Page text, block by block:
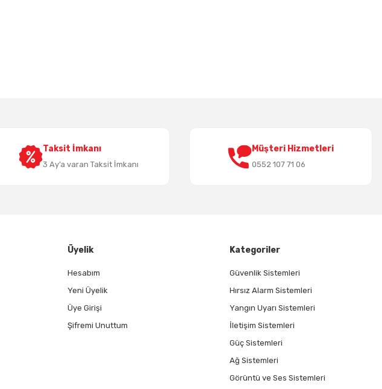
Taksit İmkanı
3 Ay’a varan Taksit İmkanı
Müşteri Hizmetleri
0552 107 71 06
Üyelik
Hesabım
Yeni Üyelik
Üye Girişi
Şifremi Unuttum
Kategoriler
Güvenlik Sistemleri
Hırsız Alarm Sistemleri
Yangın Uyarı Sistemleri
İletişim Sistemleri
Güç Sistemleri
Ağ Sistemleri
Görüntü ve Ses Sistemleri